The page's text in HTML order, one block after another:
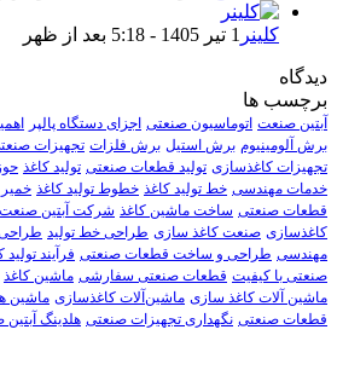
کلینر 1 تیر 1405 - 5:18 بعد از ظهر
دیدگاه‌
برچسب ها
آبتین صنعت اتوماسیون صنعتی اجزای دستگاه پالپر
برش آلومینیوم برش استیل برش فلزات تجهیزات
تجهیزات کاغذسازی تولید قطعات صنعتی تولید کاغذ
خدمات مهندسی خط تولید کاغذ خطوط تولید کاغذ خمیر
قطعات صنعتی ساخت ماشین کاغذ شرکت آبتین صنعت
کاغذسازی صنعت کاغذ سازی طراحی خط تولید
مهندسی طراحی و ساخت قطعات صنعتی فرآیند تولید
صنعتی با‌ کیفیت قطعات صنعتی سفارشی ماشین کاغذ
ماشین‌ آلات کاغذ سازی ماشین‌آلات کاغذسازی ماشین‌
قطعات صنعتی نگهداری تجهیزات صنعتی هلدینگ